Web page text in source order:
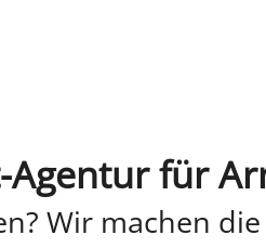
für
Wir machen